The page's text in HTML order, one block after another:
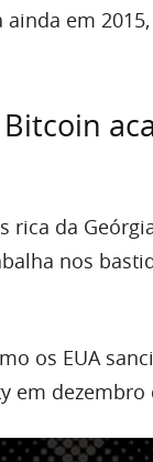
em
rica da
nos
os EUA
em dezembro